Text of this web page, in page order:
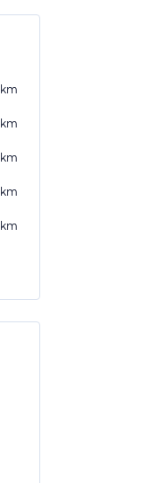
km
km
km
km
km